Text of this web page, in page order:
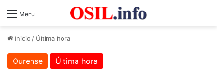
Menu
Inicio / Última hora
Ourense Última hora